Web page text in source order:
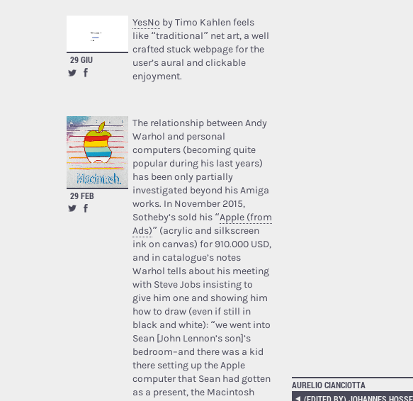
29 GIU
YesNo by Timo Kahlen feels
like “traditional” net art, a well
crafted stuck webpage for the
user’s aural and clickable
enjoyment.
29 FEB
The relationship between Andy
Warhol and personal
computers (becoming quite
popular during his last years)
has been only partially
investigated beyond his Amiga
works. In November 2015,
Sotheby’s sold his “Apple (from
Ads)” (acrylic and silkscreen
ink on canvas) for 910.000 USD,
and in catalogue’s notes
Warhol tells about his meeting
with Steve Jobs insisting to
give him one and showing him
how to draw (even if still in
black and white): “we went into
Sean [John Lennon’s son]’s
bedroom–and there was a kid
there setting up the Apple
computer that Sean had gotten
as a present, the Macintosh
AURELIO CIANCIOTTA